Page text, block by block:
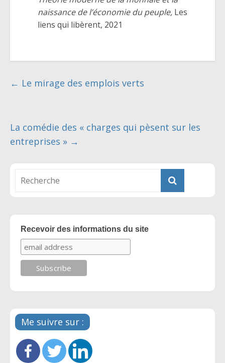
naissance de l’économie du peuple,Les
liens qui libèrent, 2021
← Le mirage des emplois verts
La comédie des « charges qui pèsent sur les
entreprises » →
Recevoir des informations du site
Me suivre sur :